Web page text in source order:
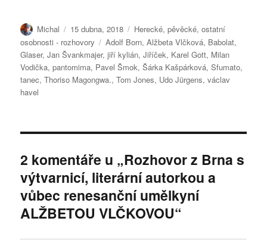
Autor:
Michal Publikováno:
15 dubna, 2018 Rubriky:
Herecké, pěvěcké, ostatní
osobnosti - rozhovory
Štítky:
Adolf Born,Alžbeta Vlčková, Babolat,
Glaser,Jan Švankmajer,jiří kylián,Jiříček, Karel Gott, Milan
Vodička,pantomima, Pavel Šmok,Šárka Kašpárková,Sfumato,
tanec,Thoriso Magongwa.,Tom Jones, Udo Jürgens,václav
havel
2 komentáře u „Rozhovor z Brna s
výtvarnicí, literární autorkou a
vůbec renesanční umělkyní
ALŽBETOU VLČKOVOU“